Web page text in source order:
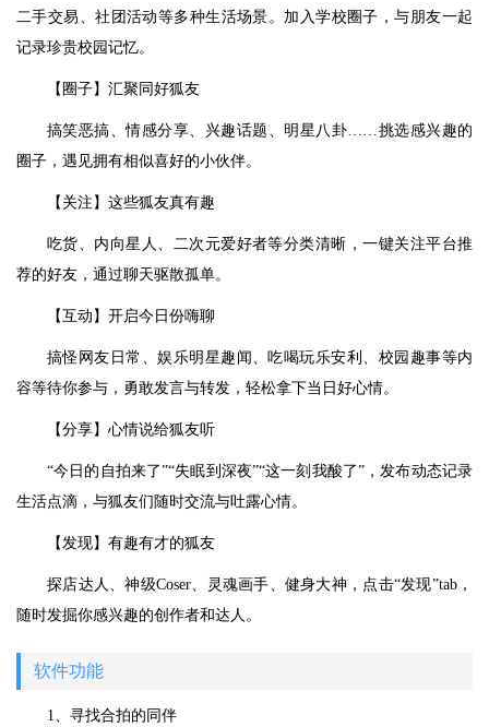
二手交易、社团活动等多种生活场景。加入学校圈子，与朋友一起
记录珍贵校园记忆。
【圈子】汇聚同好狐友
搞笑恶搞、情感分享、兴趣话题、明星八卦……挑选感兴趣的
圈子，遇见拥有相似喜好的小伙伴。
【关注】这些狐友真有趣
吃货、内向星人、二次元爱好者等分类清晰，一键关注平台推
荐的好友，通过聊天驱散孤单。
【互动】开启今日份嗨聊
搞怪网友日常、娱乐明星趣闻、吃喝玩乐安利、校园趣事等内
容等待你参与，勇敢发言与转发，轻松拿下当日好心情。
【分享】心情说给狐友听
“今日的自拍来了”“失眠到深夜”“这一刻我酸了”，发布动态记录
生活点滴，与狐友们随时交流与吐露心情。
【发现】有趣有才的狐友
探店达人、神级Coser、灵魂画手、健身大神，点击“发现”tab，
随时发掘你感兴趣的创作者和达人。
软件功能
1、寻找合拍的同伴